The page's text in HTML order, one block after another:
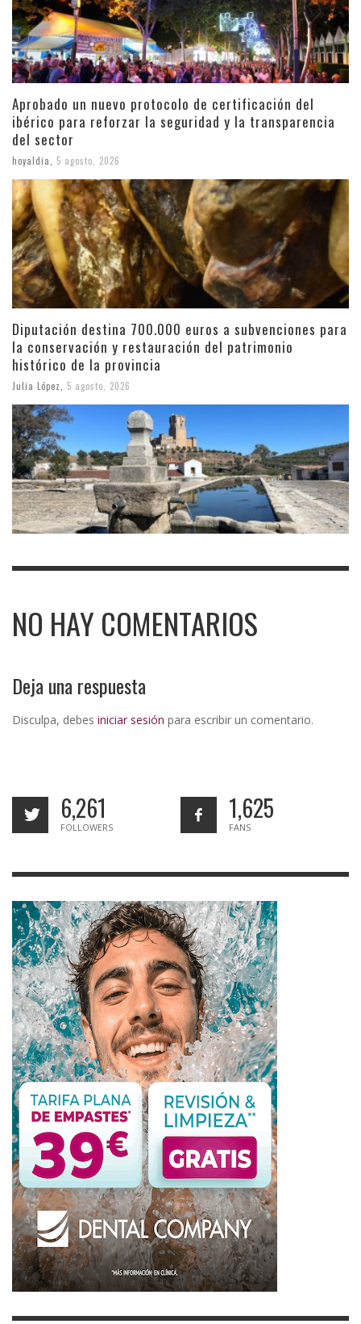
Aprobado un nuevo protocolo de certificación del
ibérico para reforzar la seguridad y la transparencia
del sector
hoyaldia 5 agosto, 2026
Diputación destina 700.000 euros a subvenciones para
la conservación y restauración del patrimonio
histórico de la provincia
Julia López 5 agosto, 2026
NO HAY COMENTARIOS
Deja una respuesta
Disculpa, debes iniciar sesión para escribir un comentario.
6,261
FOLLOWERS
1,625
FANS